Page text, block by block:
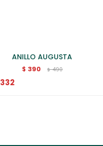
ANILLO AUGUSTA
$ 390 $ 490
332